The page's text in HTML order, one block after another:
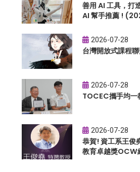
善用 AI 工具，打
AI 幫手推薦 !
2026-07-28
台灣開放式課程
2026-07-28
TOCEC攜手均一
2026-07-28
恭賀! 資工系王俊
教育卓越獎OCW